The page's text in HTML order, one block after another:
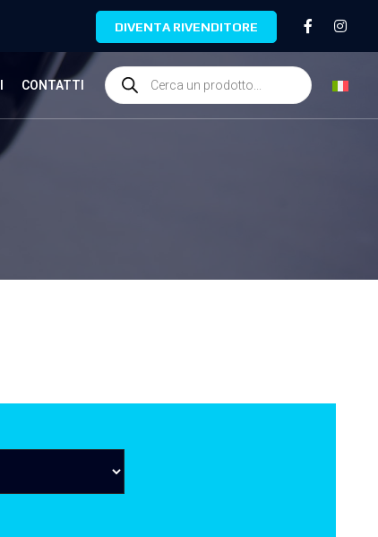
DIVENTA RIVENDITORE
CONTATTI